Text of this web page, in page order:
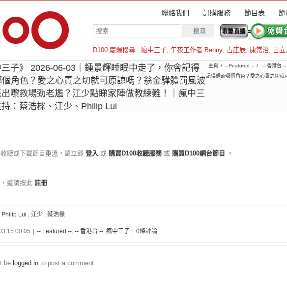
聯絡我們 訂購服務 節目表 節
D100 慶爆搜尋 : 瘋中三子, 午夜工作者 Benny, 古庄辰, 康常治, 古立,
羅倫斯
三子》 2026-06-03｜鍾景輝睡眠中走了，你會記得
角色？愛之心責之切就可原諒嗎？翁金驊體罰風波
嚟救場勁老尷？江少點睇家陣做教練難！｜瘋中三
：蔡浩樑、江少、Philip Lui
主頁 -- Featured -- -- 香港台 --
記得鍾sir哪個角色？愛之心責之切
聽或下載節目重溫，請立即 登入 或 購買D100收聽服務 或 購買D100網台節目 。
這請按此 註冊
Philip Lui , 江少 , 蔡浩樑
15:00:05 -- Featured --, -- 香港台 --, 瘋中三子 0條評論
be logged in to post a comment.